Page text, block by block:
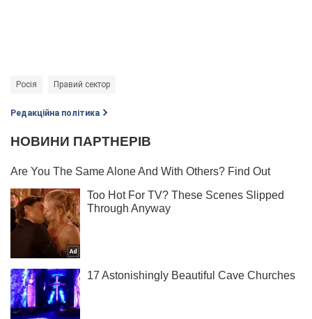
Росія Правий сектор
Редакційна політика